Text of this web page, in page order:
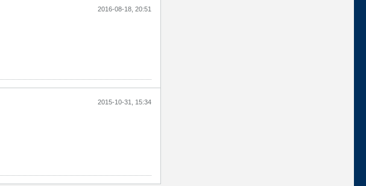
2016-08-18, 20:51
2015-10-31, 15:34